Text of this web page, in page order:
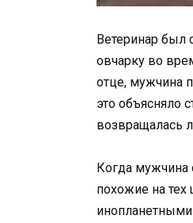
Ветеринар был
овчарку во
отце, мужчина
это объясняло
возвращалась
Когда мужчина
похожие на